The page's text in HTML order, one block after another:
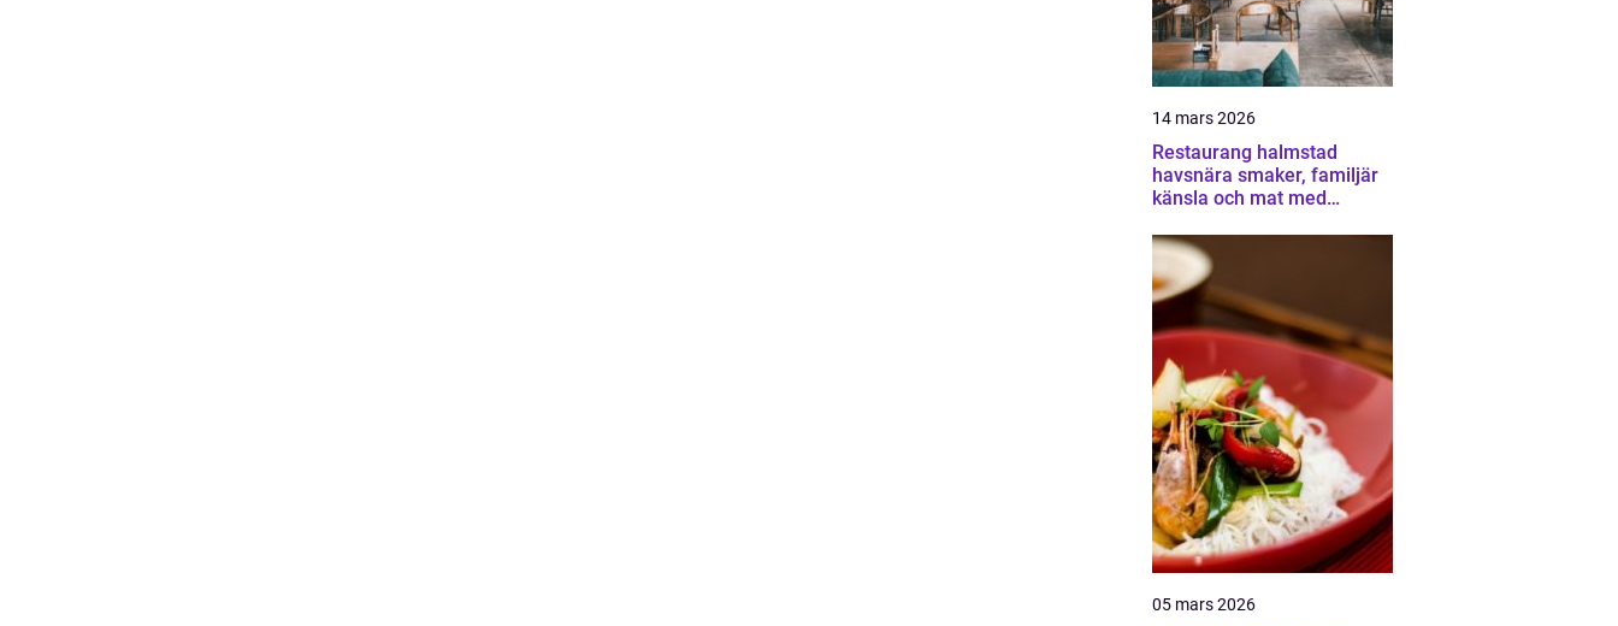
14 mars 2026
Restaurang halmstad
havsnära smaker, familjär
känsla och mat med
05 mars 2026